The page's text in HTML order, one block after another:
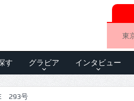
東
す グラビア インタビュー
293号